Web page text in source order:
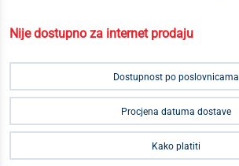
Nije dostupno za internet prodaju
Dostupnost po poslovnicama
Procjena datuma dostave
Kako platiti